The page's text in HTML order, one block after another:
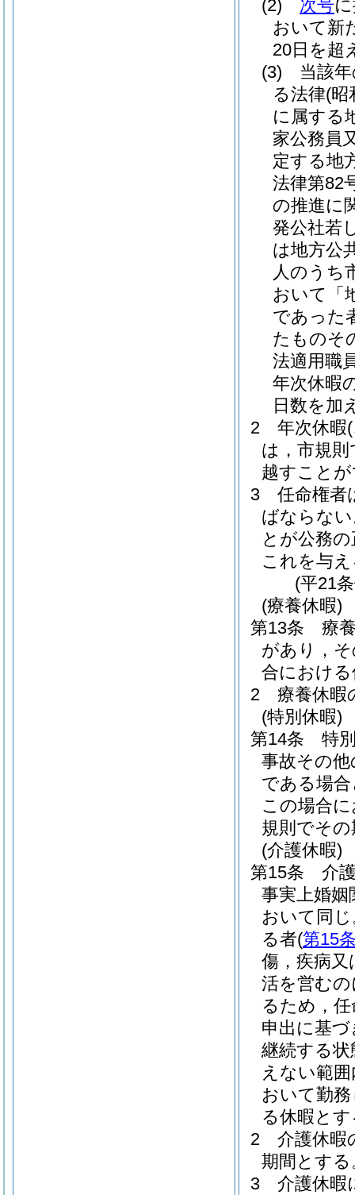
(2)
次号
おいて新
20日を超
(3)
当該
る法律(昭
に属する
家公務員
定する地
法律第82
の推進に
発公社若
は地方公
人のうち
おいて「
であった
たものそ
法適用職
年次休暇
日数を加
2
年次休暇
は，市規
越すこと
3
任命権者
ばならな
とが公務
これを与
(平21
(療養休暇)
第13条
療
があり，
合におけ
2
療養休暇
(特別休暇)
第14条
特
事故その
である場
この場合
規則でそ
(介護休暇)
第15条
介
事実上婚
おいて同じ
る者(第15
傷，疾病
活を営む
るため，
申出に基
継続する
えない範
おいて勤
る休暇と
2
介護休暇
期間とする
3
介護休暇